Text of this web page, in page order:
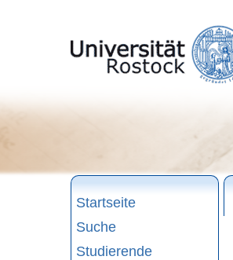
Startseite
Suche
Studierende